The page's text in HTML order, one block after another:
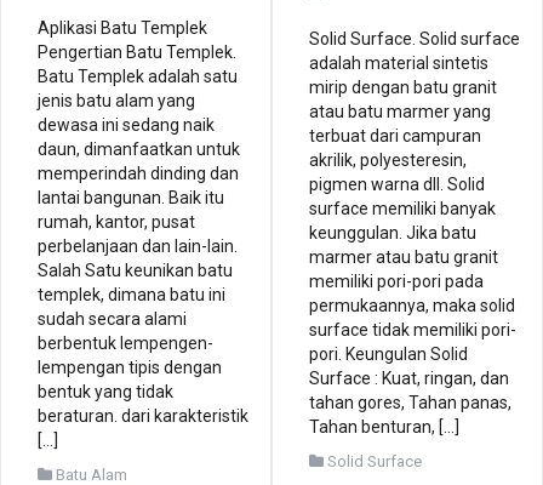
Aplikasi Batu Templek
Pengertian Batu Templek.
Batu Templek adalah satu
jenis batu alam yang
dewasa ini sedang naik
daun, dimanfaatkan untuk
memperindah dinding dan
lantai bangunan. Baik itu
rumah, kantor, pusat
perbelanjaan dan lain-lain.
Salah Satu keunikan batu
templek, dimana batu ini
sudah secara alami
berbentuk lempengen-
lempengan tipis dengan
bentuk yang tidak
beraturan. dari karakteristik
[…]
Batu Alam
Solid Surface. Solid surface
adalah material sintetis
mirip dengan batu granit
atau batu marmer yang
terbuat dari campuran
akrilik, polyesteresin,
pigmen warna dll. Solid
surface memiliki banyak
keunggulan. Jika batu
marmer atau batu granit
memiliki pori-pori pada
permukaannya, maka solid
surface tidak memiliki pori-
pori. Keungulan Solid
Surface : Kuat, ringan, dan
tahan gores, Tahan panas,
Tahan benturan, […]
Solid Surface